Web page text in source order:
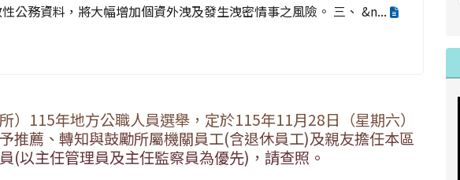
公務資料，將大幅增加個資外洩及發生洩密情事之風險。 三、 &n...
）115年地方公職人員選舉，定於115年11月28日（星期六）
推薦、轉知與鼓勵所屬機關員工(含退休員工)及親友擔任本區
(以主任管理員及主任監察員為優先)，請查照。